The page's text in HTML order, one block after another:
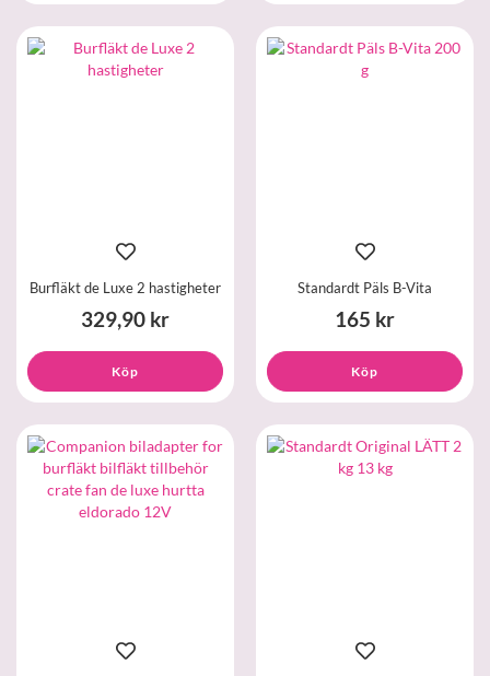
Burfläkt de Luxe 2 hastigheter
329,90 kr
Köp
Standardt Päls B-Vita
165 kr
Köp